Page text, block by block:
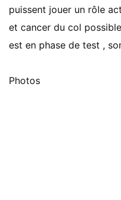
puissent jouer un rôle
et cancer du col
est en phase de test ,
Photos